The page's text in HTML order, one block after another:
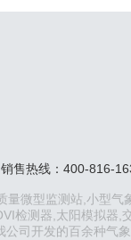
销售热线：400-816-
微型监测站,小型气
检测器,太阳模拟器,
司开发的百余种气